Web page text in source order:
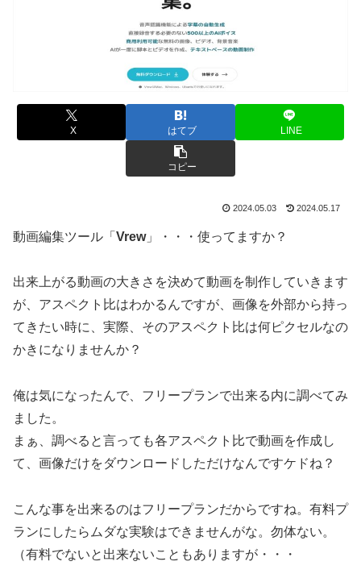
X はてブ LINE
コピー
2024.05.03 2024.05.17
動画編集ツール「 Vrew」・・・使ってますか？
出来上がる動画の大きさを決めて動画を制作していきます
が、アスペクト比はわかるんですが、画像を外部から持っ
てきたい時に、実際、そのアスペクト比は何ピクセルなの
かきになりませんか？
俺は気になったんで、フリープランで出来る内に調べてみ
ました。
まぁ、調べると言っても各アスペクト比で動画を作成し
て、画像だけをダウンロードしただけなんですケドね？
こんな事を出来るのはフリープランだからですね。有料プ
ランにしたらムダな実験はできませんがな。勿体ない。
（有料でないと出来ないこともありますが・・・